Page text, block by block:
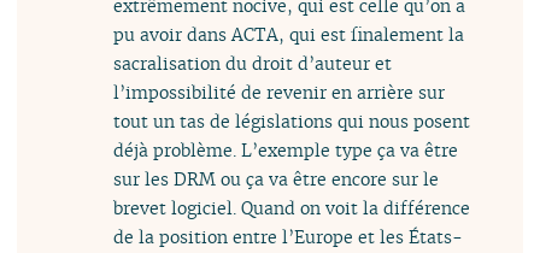
extrêmement nocive, qui est celle qu’on a
pu avoir dans ACTA, qui est finalement la
sacralisation du droit d’auteur et
l’impossibilité de revenir en arrière sur
tout un tas de législations qui nous posent
déjà problème. L’exemple type ça va être
sur les DRM ou ça va être encore sur le
brevet logiciel. Quand on voit la différence
de la position entre l’Europe et les États-